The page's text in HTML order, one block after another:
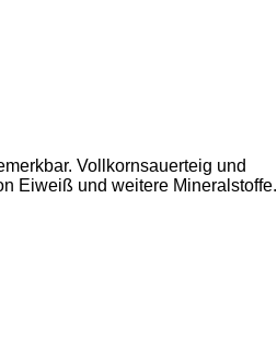
Vollkornsauerteig und
Eiweiß und weitere Mineralstoffe.